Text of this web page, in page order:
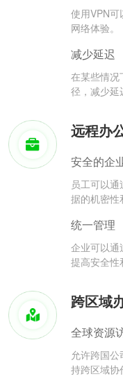
使用VPN
网络体验。
减少延迟
在某些情况
径，减少延
远程办
安全的企
员工可以
据的机密性
统一管理
企业可以通
提高安全性
跨区域
全球资源
允许跨国
持跨区域协